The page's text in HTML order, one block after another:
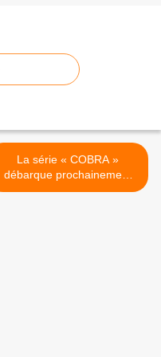
La série « COBRA »
débarque prochainement
sur La 1ère ! >